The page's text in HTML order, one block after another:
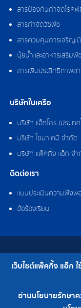
สารป้องกันกำจัดโรคพื
สารกำจัดวัชพืช
สารควบคุมการเจริญเ
ปุ๋ยน้ำและอาหารเสริมพืช
สารเพิ่มประสิทธิภาพส
บริษัทในเครือ
บริษัท แอ็กโกร (ประเท
บริษัท ไซมาเคมี จำกัด
บริษัท แพ็คกิ้ง แอ็ก จำ
ติดต่อเรา
แบบประเมินความพึงพ
ข้อร้องเรียน
สงวนลิขสิท
เบอร์โทร
เว็บไซต์แพ็คกิ้ง แอ็ก
อ่านนโยบายรักษา